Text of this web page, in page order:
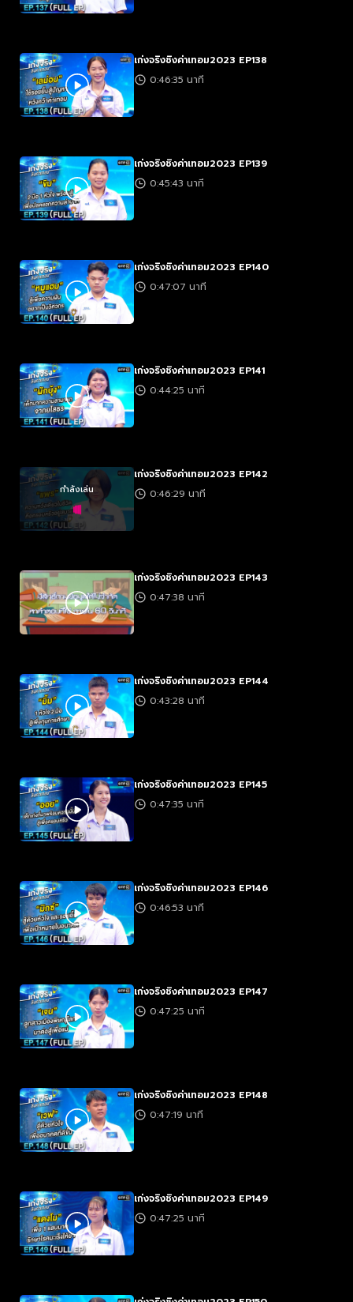
เก่งจริงชิงค่าเทอม2023 EP138
0:46:35 นาที
เก่งจริงชิงค่าเทอม2023 EP139
0:45:43 นาที
เก่งจริงชิงค่าเทอม2023 EP140
0:47:07 นาที
เก่งจริงชิงค่าเทอม2023 EP141
0:44:25 นาที
กำลังเล่น
เก่งจริงชิงค่าเทอม2023 EP142
0:46:29 นาที
เก่งจริงชิงค่าเทอม2023 EP143
0:47:38 นาที
เก่งจริงชิงค่าเทอม2023 EP144
0:43:28 นาที
เก่งจริงชิงค่าเทอม2023 EP145
0:47:35 นาที
เก่งจริงชิงค่าเทอม2023 EP146
0:46:53 นาที
เก่งจริงชิงค่าเทอม2023 EP147
0:47:25 นาที
เก่งจริงชิงค่าเทอม2023 EP148
0:47:19 นาที
เก่งจริงชิงค่าเทอม2023 EP149
0:47:25 นาที